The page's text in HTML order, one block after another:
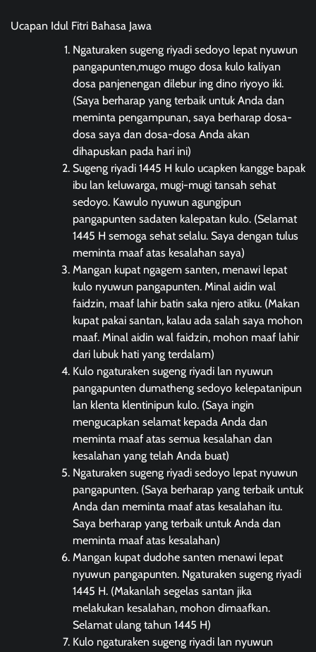
Ucapan Idul Fitri Bahasa Jawa
Ngaturaken sugeng riyadi sedoyo lepat nyuwun
pangapunten,mugo mugo dosa kulo kaliyan
dosa panjenengan dilebur ing dino riyoyo iki.
(Saya berharap yang terbaik untuk Anda dan
meminta pengampunan, saya berharap dosa-
dosa saya dan dosa-dosa Anda akan
dihapuskan pada hari ini)
Sugeng riyadi 1445 H kulo ucapken kangge bapak
ibu lan keluwarga, mugi-mugi tansah sehat
sedoyo. Kawulo nyuwun agungipun
pangapunten sadaten kalepatan kulo. (Selamat
1445 H semoga sehat selalu. Saya dengan tulus
meminta maaf atas kesalahan saya)
Mangan kupat ngagem santen, menawi lepat
kulo nyuwun pangapunten. Minal aidin wal
faidzin, maaf lahir batin saka njero atiku. (Makan
kupat pakai santan, kalau ada salah saya mohon
maaf. Minal aidin wal faidzin, mohon maaf lahir
dari lubuk hati yang terdalam)
Kulo ngaturaken sugeng riyadi lan nyuwun
pangapunten dumatheng sedoyo kelepatanipun
lan klenta klentinipun kulo. (Saya ingin
mengucapkan selamat kepada Anda dan
meminta maaf atas semua kesalahan dan
kesalahan yang telah Anda buat)
Ngaturaken sugeng riyadi sedoyo lepat nyuwun
pangapunten. (Saya berharap yang terbaik untuk
Anda dan meminta maaf atas kesalahan itu.
Saya berharap yang terbaik untuk Anda dan
meminta maaf atas kesalahan)
Mangan kupat dudohe santen menawi lepat
nyuwun pangapunten. Ngaturaken sugeng riyadi
1445 H. (Makanlah segelas santan jika
melakukan kesalahan, mohon dimaafkan.
Selamat ulang tahun 1445 H)
Kulo ngaturaken sugeng riyadi lan nyuwun